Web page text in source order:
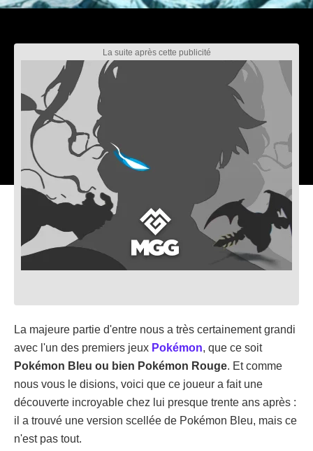
La majeure partie d'entre nous a très certainement grandi
avec l'un des premiers jeux Pokémon, que ce soit
Pokémon Bleu ou bien Pokémon Rouge. Et comme
nous vous le disions, voici que ce joueur a fait une
découverte incroyable chez lui presque trente ans après :
il a trouvé une version scellée de Pokémon Bleu, mais ce
n'est pas tout.